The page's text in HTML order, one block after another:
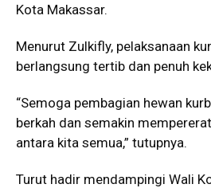
Kota Makassar.
Menurut Zulkifly, pelaksanaan
berlangsung tertib dan penuh
“Semoga pembagian hewan
berkah dan semakin
antara kita semua,” tutupnya.
Turut hadir mendampingi Wali